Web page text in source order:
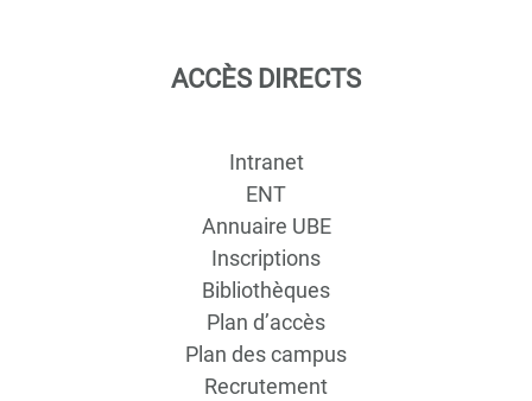
ACCÈS DIRECTS
Intranet
ENT
Annuaire UBE
Inscriptions
Bibliothèques
Plan d’accès
Plan des campus
Recrutement